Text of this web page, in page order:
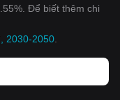
Để biết thêm chi
2030-2050